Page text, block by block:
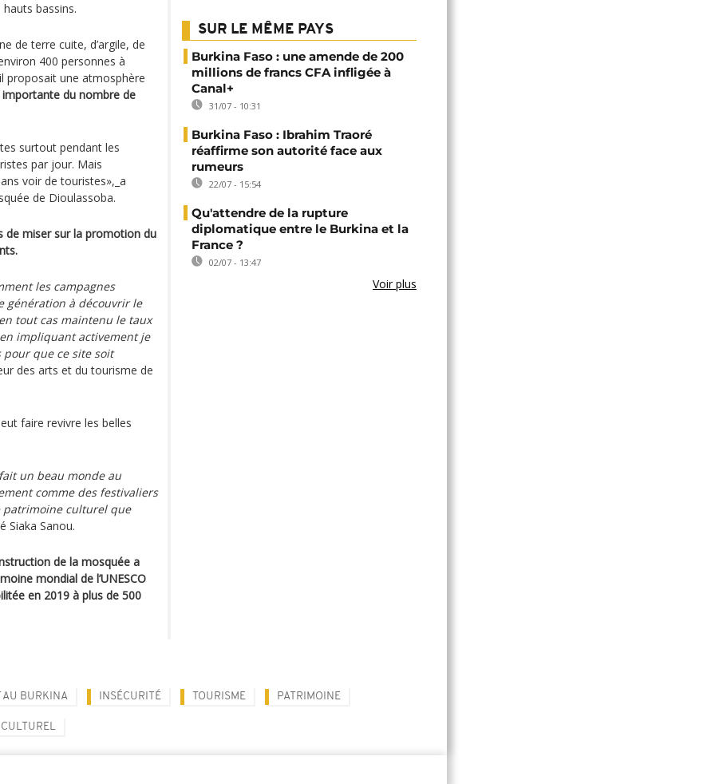
bassins.
de terre cuite, d’argile, de
400 personnes à
proposait une atmosphère
importante du nombre de
surtout pendant les
par jour. Mais
voir de touristes»,_a
de Dioulassoba.
de miser sur la promotion du
les campagnes
génération à découvrir le
tout cas maintenu le taux
impliquant activement je
que ce site soit
des arts et du tourisme de
faire revivre les belles
un beau monde au
comme des festivaliers
patrimoine culturel que
Siaka Sanou.
de la mosquée a
mondial de l’UNESCO
en 2019 à plus de 500
SUR LE MÊME PAYS
Burkina Faso : une amende de 200
millions de francs CFA infligée à
Canal+
31/07 - 10:31
Burkina Faso : Ibrahim Traoré
réaffirme son autorité face aux
rumeurs
22/07 - 15:54
Qu'attendre de la rupture
diplomatique entre le Burkina et la
France ?
02/07 - 13:47
Voir plus
AU BURKINA INSÉCURITÉ TOURISME PATRIMOINE